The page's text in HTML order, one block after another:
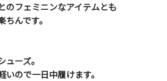
のフェミニンなアイテムとも
んです。
ーズ。
ので一日中履けます。